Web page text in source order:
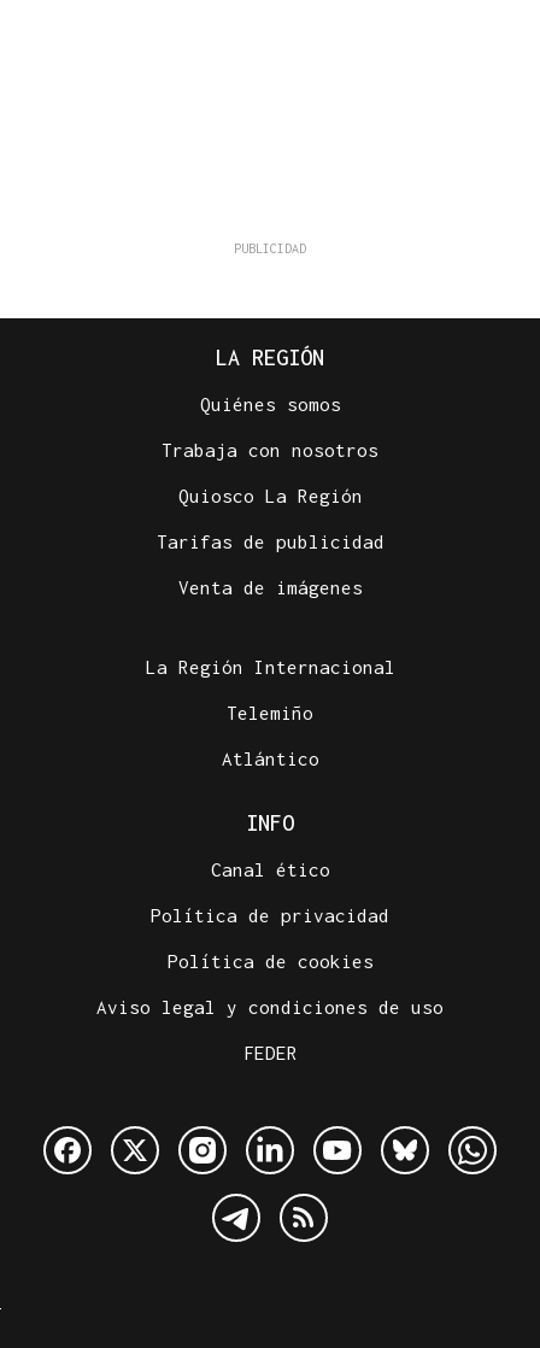
LA REGIÓN
Quiénes somos
Trabaja con nosotros
Quiosco La Región
Tarifas de publicidad
Venta de imágenes
La Región Internacional
Telemiño
Atlántico
INFO
Canal ético
Política de privacidad
Política de cookies
Aviso legal y condiciones de uso
FEDER